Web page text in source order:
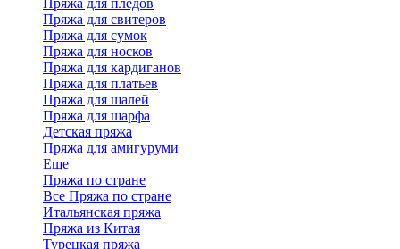
Пряжа для свитеров
Пряжа для сумок
Пряжа для носков
Пряжа для кардиганов
Пряжа для платьев
Пряжа для шалей
Пряжа для шарфа
Детская пряжа
Пряжа для амигуруми
Еще
Пряжа по стране
Все Пряжа по стране
Итальянская пряжа
Пряжа из Китая
Турецкая пряжа